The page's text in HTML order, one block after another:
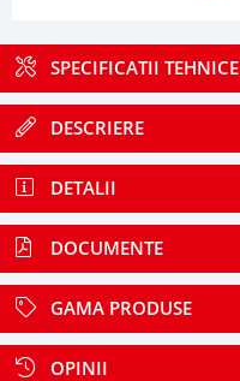
SPECIFICATII TEHNICE
DESCRIERE
DETALII
DOCUMENTE
GAMA PRODUSE
OPINII